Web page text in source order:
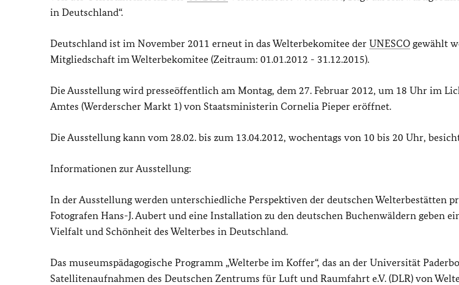
in Deutschland“.
Deutschland ist im November 2011 erneut in das Welterbekomitee der UNESCO gewählt
Mitgliedschaft im Welterbekomitee (Zeitraum: 01.01.2012 - 31.12.2015).
Die Ausstellung wird presseöffentlich am Montag, dem 27. Februar 2012, um 18 Uhr im
Amtes (Werderscher Markt 1) von Staatsministerin Cornelia Pieper eröffnet.
Die Ausstellung kann vom 28.02. bis zum 13.04.2012, wochentags von 10 bis 20 Uhr,
Informationen zur Ausstellung:
In der Ausstellung werden unterschiedliche Perspektiven der deutschen Welterbestätten
Fotografen Hans-J. Aubert und eine Installation zu den deutschen Buchenwäldern geben
Vielfalt und Schönheit des Welterbes in Deutschland.
Das museumspädagogische Programm „Welterbe im Koffer“, das an der Universität
Satellitenaufnahmen des Deutschen Zentrums für Luft und Raumfahrt e.V. (DLR) von